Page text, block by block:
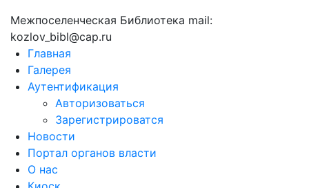
Межпоселенческая Библиотека mail:
kozlov_bibl@cap.ru
Главная
Галерея
Аутентификация
Авторизоваться
Зарегистрироватся
Новости
Портал органов власти
О нас